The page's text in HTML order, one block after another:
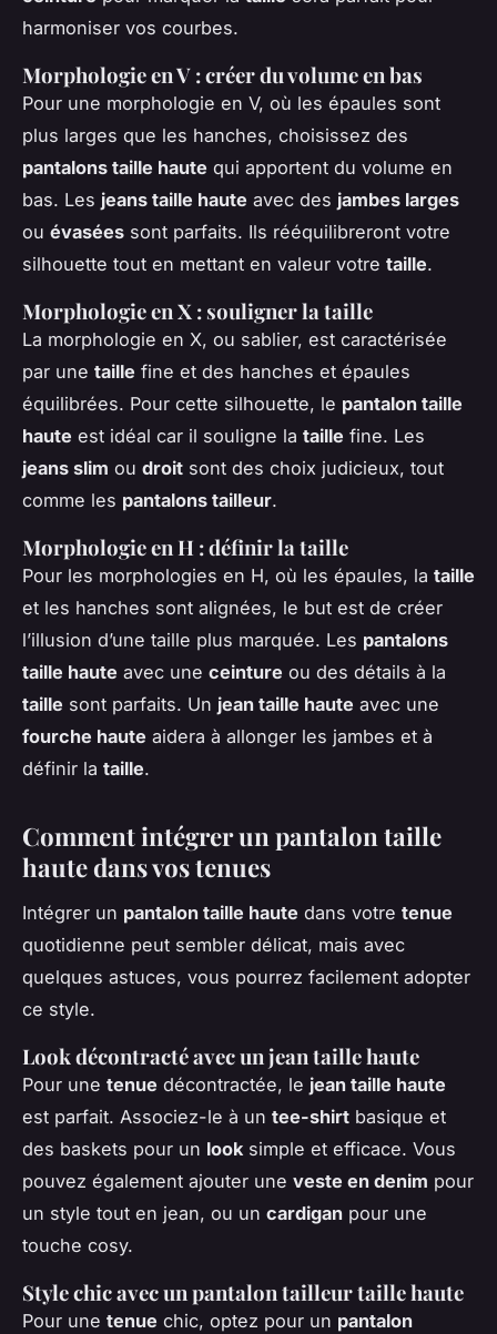
harmoniser vos courbes.
Morphologie en V : créer du volume en bas
Pour une morphologie en V, où les épaules sont
plus larges que les hanches, choisissez des
pantalons taille haute qui apportent du volume en
bas. Les jeans taille haute avec des jambes larges
ou évasées sont parfaits. Ils rééquilibreront votre
silhouette tout en mettant en valeur votre taille.
Morphologie en X : souligner la taille
La morphologie en X, ou sablier, est caractérisée
par une taille fine et des hanches et épaules
équilibrées. Pour cette silhouette, le pantalon taille
haute est idéal car il souligne la taille fine. Les
jeans slim ou droit sont des choix judicieux, tout
comme les pantalons tailleur.
Morphologie en H : définir la taille
Pour les morphologies en H, où les épaules, la taille
et les hanches sont alignées, le but est de créer
l’illusion d’une taille plus marquée. Les pantalons
taille haute avec une ceinture ou des détails à la
taille sont parfaits. Un jean taille haute avec une
fourche haute aidera à allonger les jambes et à
définir la taille.
Comment intégrer un pantalon taille
haute dans vos tenues
Intégrer un pantalon taille haute dans votre tenue
quotidienne peut sembler délicat, mais avec
quelques astuces, vous pourrez facilement adopter
ce style.
Look décontracté avec un jean taille haute
Pour une tenue décontractée, le jean taille haute
est parfait. Associez-le à un tee-shirt basique et
des baskets pour un look simple et efficace. Vous
pouvez également ajouter une veste en denim pour
un style tout en jean, ou un cardigan pour une
touche cosy.
Style chic avec un pantalon tailleur taille haute
Pour une tenue chic, optez pour un pantalon